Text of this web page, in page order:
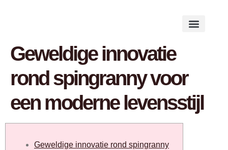
Geweldige innovatie
rond spingranny voor
een moderne levensstijl
Geweldige innovatie rond spingranny